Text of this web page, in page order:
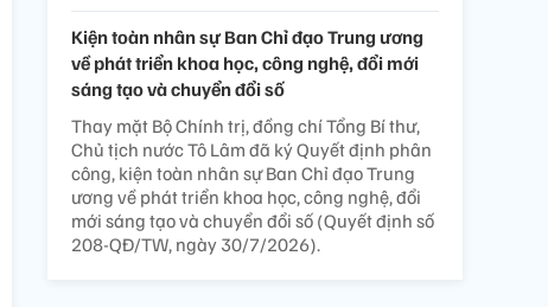
Kiện toàn nhân sự Ban Chỉ đạo Trung ương
về phát triển khoa học, công nghệ, đổi mới
sáng tạo và chuyển đổi số
Thay mặt Bộ Chính trị, đồng chí Tổng Bí thư,
Chủ tịch nước Tô Lâm đã ký Quyết định phân
công, kiện toàn nhân sự Ban Chỉ đạo Trung
ương về phát triển khoa học, công nghệ, đổi
mới sáng tạo và chuyển đổi số (Quyết định số
208-QĐ/TW, ngày 30/7/2026).